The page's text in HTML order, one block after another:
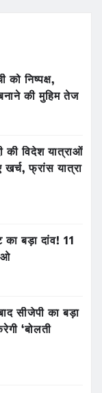
को निष्पक्ष,
की मुहिम तेज
की विदेश यात्राओं
फ्रांस यात्रा
का बड़ा दांव! 11
सीजेपी का बड़ा
‘बोलती